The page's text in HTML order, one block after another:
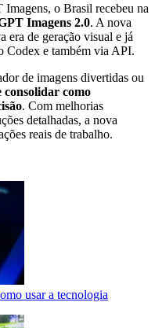
o Brasil recebeu na
Imagens 2.0. A nova
era de geração visual e já
Codex e também via API.
de imagens divertidas ou
consolidar como
. Com melhorias
detalhadas, a nova
reais de trabalho.
usar a tecnologia